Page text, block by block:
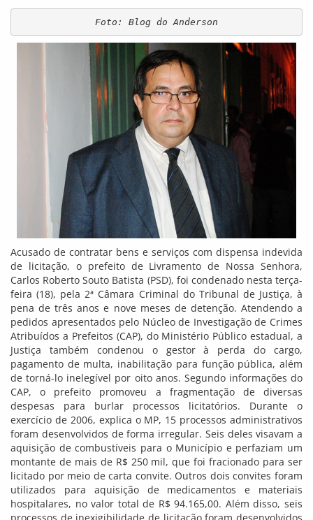
Foto: Blog do Anderson
Acusado de contratar bens e serviços com dispensa indevida
de licitação, o prefeito de Livramento de Nossa Senhora,
Carlos Roberto Souto Batista (PSD), foi condenado nesta terça-
feira (18), pela 2ª Câmara Criminal do Tribunal de Justiça, à
pena de três anos e nove meses de detenção. Atendendo a
pedidos apresentados pelo Núcleo de Investigação de Crimes
Atribuídos a Prefeitos (CAP), do Ministério Público estadual, a
Justiça também condenou o gestor à perda do cargo,
pagamento de multa, inabilitação para função pública, além
de torná-lo inelegível por oito anos. Segundo informações do
CAP, o prefeito promoveu a fragmentação de diversas
despesas para burlar processos licitatórios. Durante o
exercício de 2006, explica o MP, 15 processos administrativos
foram desenvolvidos de forma irregular. Seis deles visavam a
aquisição de combustíveis para o Município e perfaziam um
montante de mais de R$ 250 mil, que foi fracionado para ser
licitado por meio de carta convite. Outros dois convites foram
utilizados para aquisição de medicamentos e materiais
hospitalares, no valor total de R$ 94.165,00. Além disso, seis
processos de inexigibilidade de licitação foram desenvolvidos